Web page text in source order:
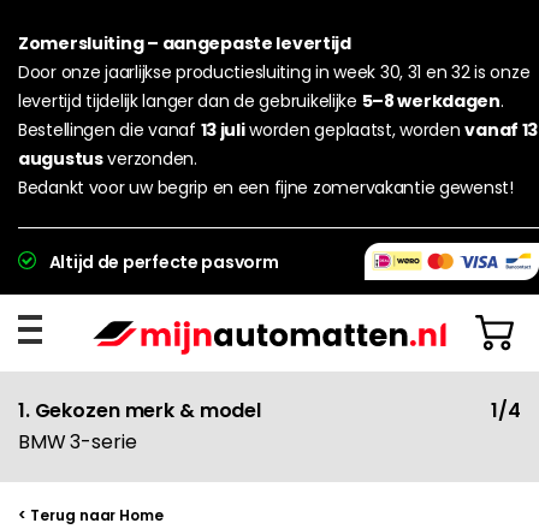
Zomersluiting – aangepaste levertijd
Door onze jaarlijkse productiesluiting in week 30, 31 en 32 is onze
levertijd tijdelijk langer dan de gebruikelijke 5–8 werkdagen.
Bestellingen die vanaf 13 juliworden geplaatst, wordenvanaf 13
augustusverzonden.
Bedankt voor uw begrip en een fijne zomervakantie gewenst!
Altijd de perfecte pasvorm
1. Gekozen merk & model
BMW 3-serie
1/4
< Terug naar Home